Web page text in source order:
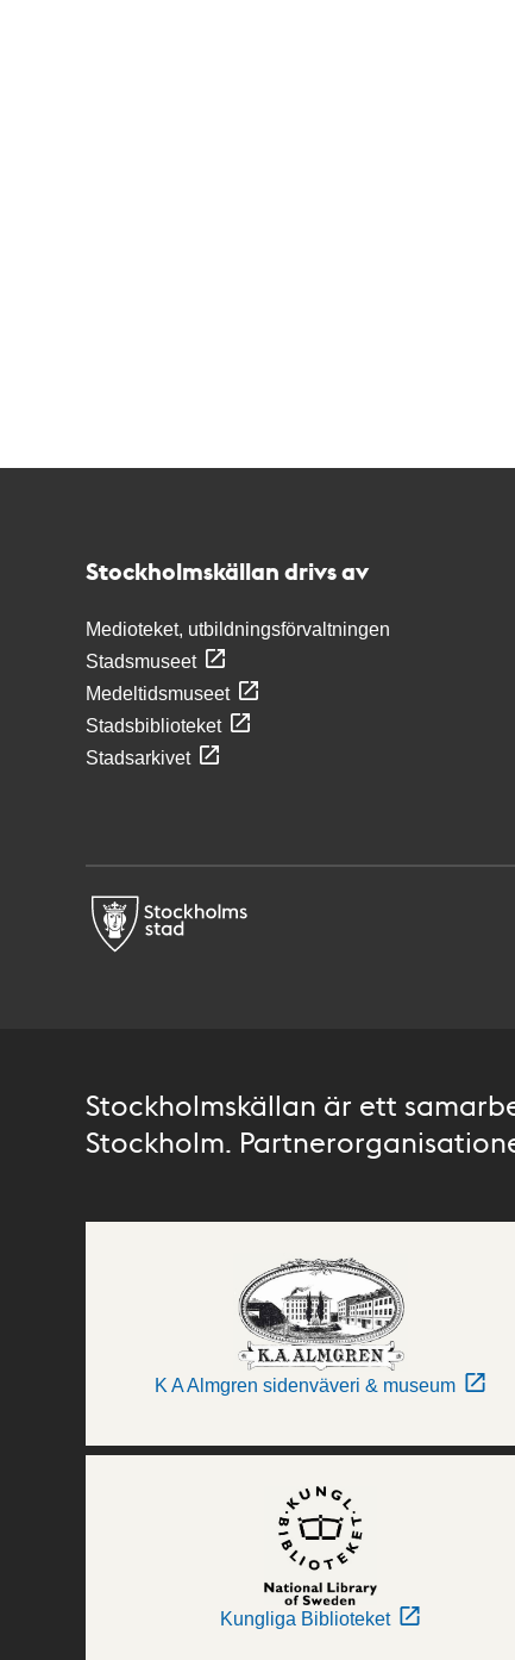
Stockholmskällan drivs av
Medioteket, utbildningsförvaltningen
Stadsmuseet
Medeltidsmuseet
Stadsbiblioteket
Stadsarkivet
Stockholmskällan är ett
Stockholm.
K A Almgren sidenväveri & museum
Kungliga Biblioteket